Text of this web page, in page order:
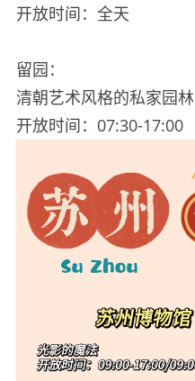
开放时间：全天
留园：
清朝艺术风格的私家园林
开放时间：07:30-17:00